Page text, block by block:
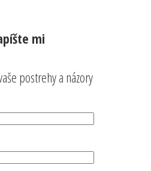
mi
postrehy a názory